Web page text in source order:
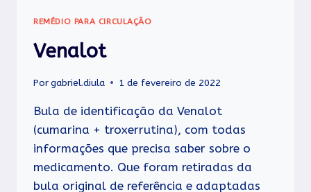
REMÉDIO PARA CIRCULAÇÃO
Venalot
Porgabriel.diula 1 de fevereiro de 2022
Bula de identificação da Venalot
(cumarina + troxerrutina), com todas
informações que precisa saber sobre o
medicamento. Que foram retiradas da
bula original de referência e adaptadas